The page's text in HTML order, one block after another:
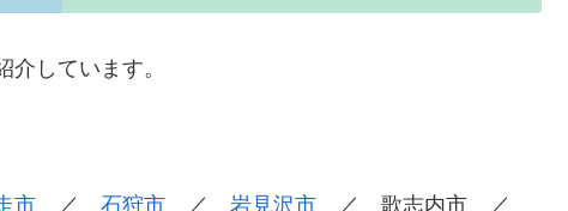
しています。
市 ／ 石狩市 ／ 岩見沢市 ／ 歌志内市 ／